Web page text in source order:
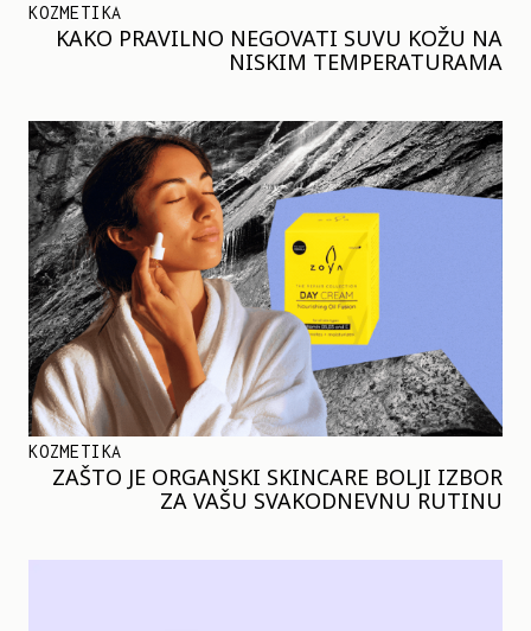
KOZMETIKA
KAKO PRAVILNO NEGOVATI SUVU KOŽU NA
NISKIM TEMPERATURAMA
KOZMETIKA
ZAŠTO JE ORGANSKI SKINCARE BOLJI IZBOR
ZA VAŠU SVAKODNEVNU RUTINU